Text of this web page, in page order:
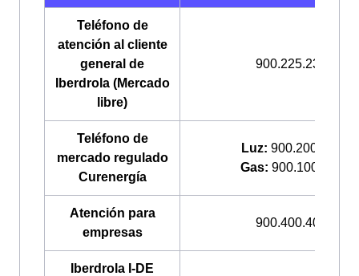
Teléfono de
atención al cliente
general de
Iberdrola (Mercado
libre)
900.225.235
Teléfono de
mercado regulado
Curenergía
Luz: 900.200.708
Gas: 900.100.309
Atención para
empresas
900.400.408
Iberdrola I-DE